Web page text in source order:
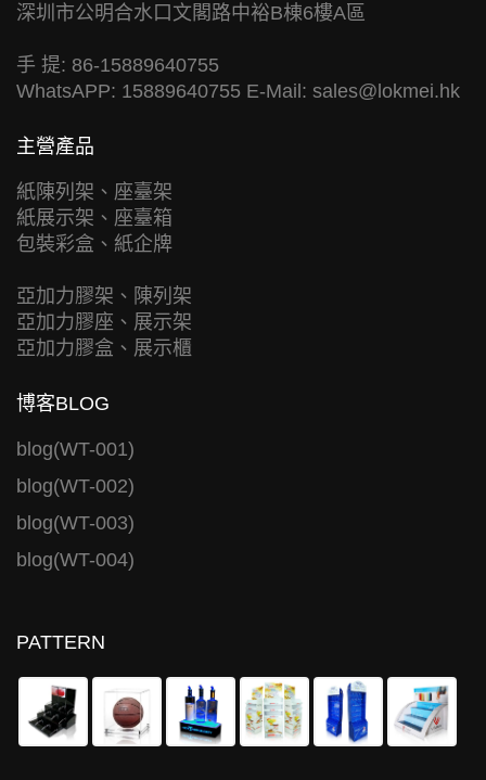
深圳市公明合水口文閣路中裕B棟6樓A區
手 提: 86-15889640755
WhatsAPP: 15889640755 E-Mail: sales@lokmei.hk
主營產品
紙陳列架、座臺架
紙展示架、座臺箱
包裝彩盒、紙企牌
亞加力膠架、陳列架
亞加力膠座、展示架
亞加力膠盒、展示櫃
博客BLOG
blog(WT-001)
blog(WT-002)
blog(WT-003)
blog(WT-004)
PATTERN